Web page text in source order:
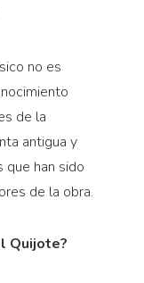
no es
de la
antigua y
han sido
de la obra.
Quijote?